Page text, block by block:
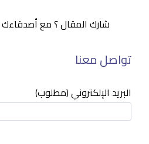
شارك المقال ؟ مع أصدقاءك
تواصل معنا
البريد الإلكتروني (مطلوب)